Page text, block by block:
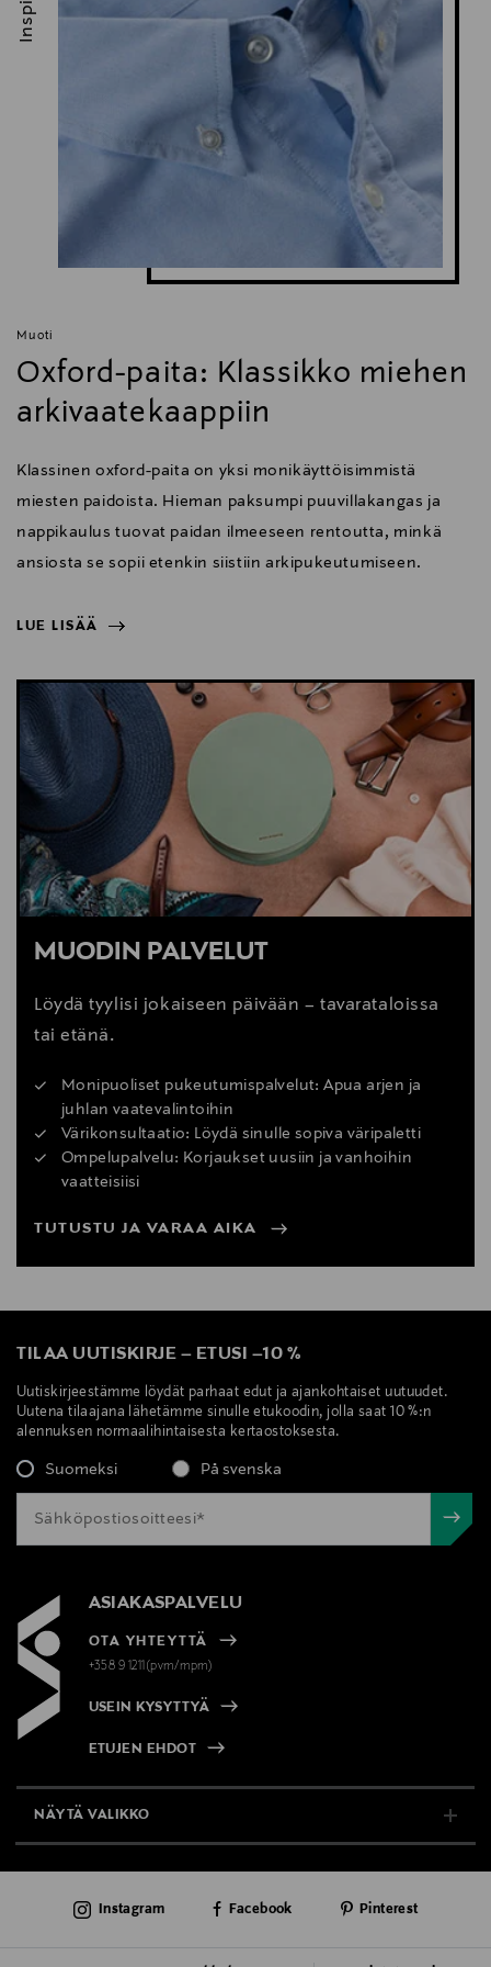
Muoti
Oxford-paita: Klassikko miehen
arkivaatekaappiin
Klassinen oxford-paita on yksi monikäyttöisimmistä
miesten paidoista. Hieman paksumpi puuvillakangas ja
nappikaulus tuovat paidan ilmeeseen rentoutta, minkä
ansiosta se sopii etenkin siistiin arkipukeutumiseen.
LUE LISÄÄ
LUE LISÄÄ
MUODIN PALVELUT
Löydä tyylisi jokaiseen päivään – tavarataloissa
tai etänä.
Monipuoliset pukeutumispalvelut: Apua arjen ja
juhlan vaatevalintoihin
Värikonsultaatio: Löydä sinulle sopiva väripaletti
Ompelupalvelu: Korjaukset uusiin ja vanhoihin
vaatteisiisi
TUTUSTU JA VARAA AIKA
TILAA UUTISKIRJE – ETUSI –10 %
Uutiskirjeestämme löydät parhaat edut ja ajankohtaiset uutuudet.
Uutena tilaajana lähetämme sinulle etukoodin, jolla saat 10 %:n
alennuksen normaalihintaisesta kertaostoksesta.
Suomeksi På svenska
ASIAKASPALVELU
OTA YHTEYTTÄ
+358 9 1211(pvm/mpm)
USEIN KYSYTTYÄ
ETUJEN EHDOT
NÄYTÄ VALIKKO
AJANKOHTAISTA
Instagram Facebook Pinterest